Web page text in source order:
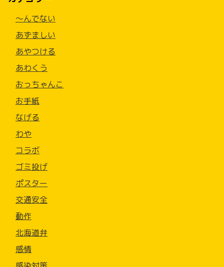
〜んでない
あずましい
あやつける
あわくう
おっちゃんこ
お手紙
なげる
わや
コラボ
ゴミ投げ
ポスター
交通安全
動作
北海道弁
感情